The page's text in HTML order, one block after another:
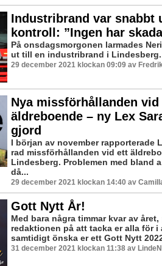
Industribrand var snabbt
kontroll: ”Ingen har
På onsdagsmorgonen larmades
ut till en industribrand i Lindesberg.
29 december 2021 klockan 09:09 av
Nya missförhållanden vid
äldreboende – ny Lex
gjord
I början av november rapporterade
rad missförhållanden vid ett
Lindesberg. Problemen med bland
då...
29 december 2021 klockan 14:40 av
Gott Nytt År!
Med bara några timmar kvar av året,
redaktionen på att tacka er alla för i
samtidigt önska er ett Gott Nytt
31 december 2021 klockan 11:38 av